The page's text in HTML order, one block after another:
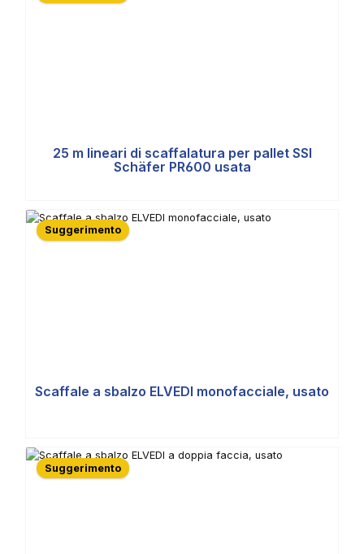
25 m lineari di scaffalatura per pallet SSI
Schäfer PR600 usata
Suggerimento
Scaffale a sbalzo ELVEDI monofacciale, usato
Suggerimento